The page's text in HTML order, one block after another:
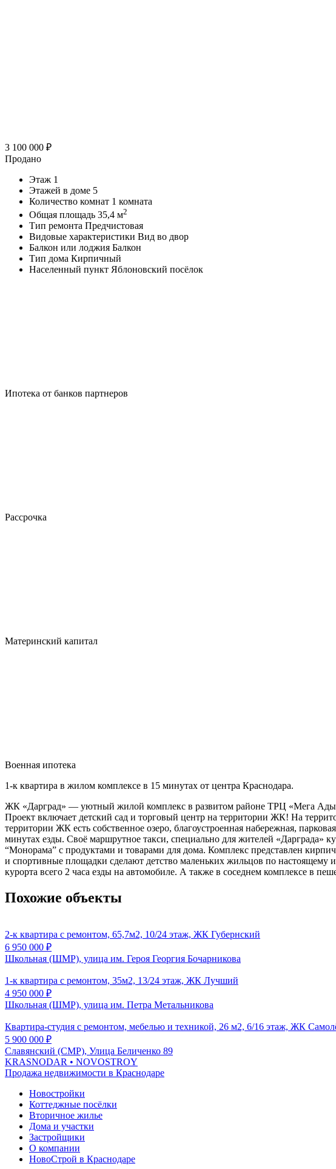
3 100 000 ₽
Продано
Этаж 1
Этажей в доме 5
Количество комнат 1 комната
Общая площадь 35,4 м2
Тип ремонта Предчистовая
Видовые характеристики Вид во двор
Балкон или лоджия Балкон
Тип дома Кирпичный
Населенный пункт Яблоновский посёлок
Ипотека от банков партнеров
Рассрочка
Материнский капитал
Военная ипотека
1-к квартира в жилом комплексе в 15 минутах от центра Краснодара.
ЖК «Дарград» — уютный жилой комплекс в развитом районе ТРЦ «Мега
Проект включает детский сад и торговый центр на территории ЖК! На
территории ЖК есть собственное озеро, благоустроенная набережная,
минутах езды. Своё маршрутное такси, специально для жителей
“Монорама” с продуктами и товарами для дома. Комплекс представлен
и спортивные площадки сделают детство маленьких жильцов по
курорта всего 2 часа езды на автомобиле. А также в соседнем комплексе в
Похожие объекты
2-к квартира с ремонтом, 65,7м2, 10/24 этаж, ЖК Губернский
6 950 000 ₽
Школьная (ШМР), улица им. Героя Георгия Бочарникова
1-к квартира с ремонтом, 35м2, 13/24 этаж, ЖК Лучший
4 950 000 ₽
Школьная (ШМР), улица им. Петра Метальникова
Квартира-студия с ремонтом, мебелью и техникой, 26 м2, 6/16 этаж, ЖК
5 900 000 ₽
Славянский (СМР), Улица Беличенко 89
KRASNODAR • NOVOSTROY
Продажа недвижимости в Краснодаре
Новостройки
Коттеджные посёлки
Вторичное жилье
Дома и участки
Застройщики
О компании
НовоСтрой в Краснодаре